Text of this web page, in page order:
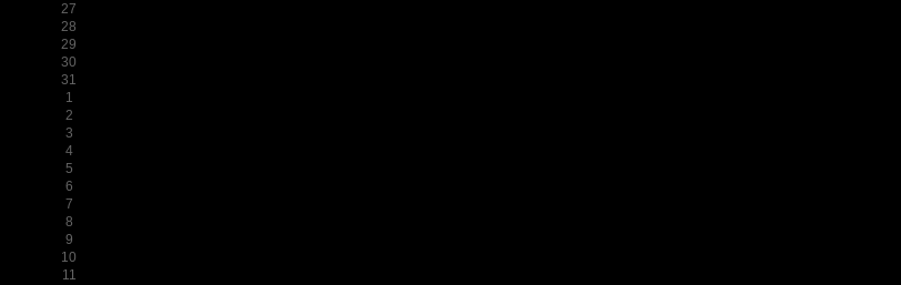
27
28
29
30
31
1
2
3
4
5
6
7
8
9
10
11